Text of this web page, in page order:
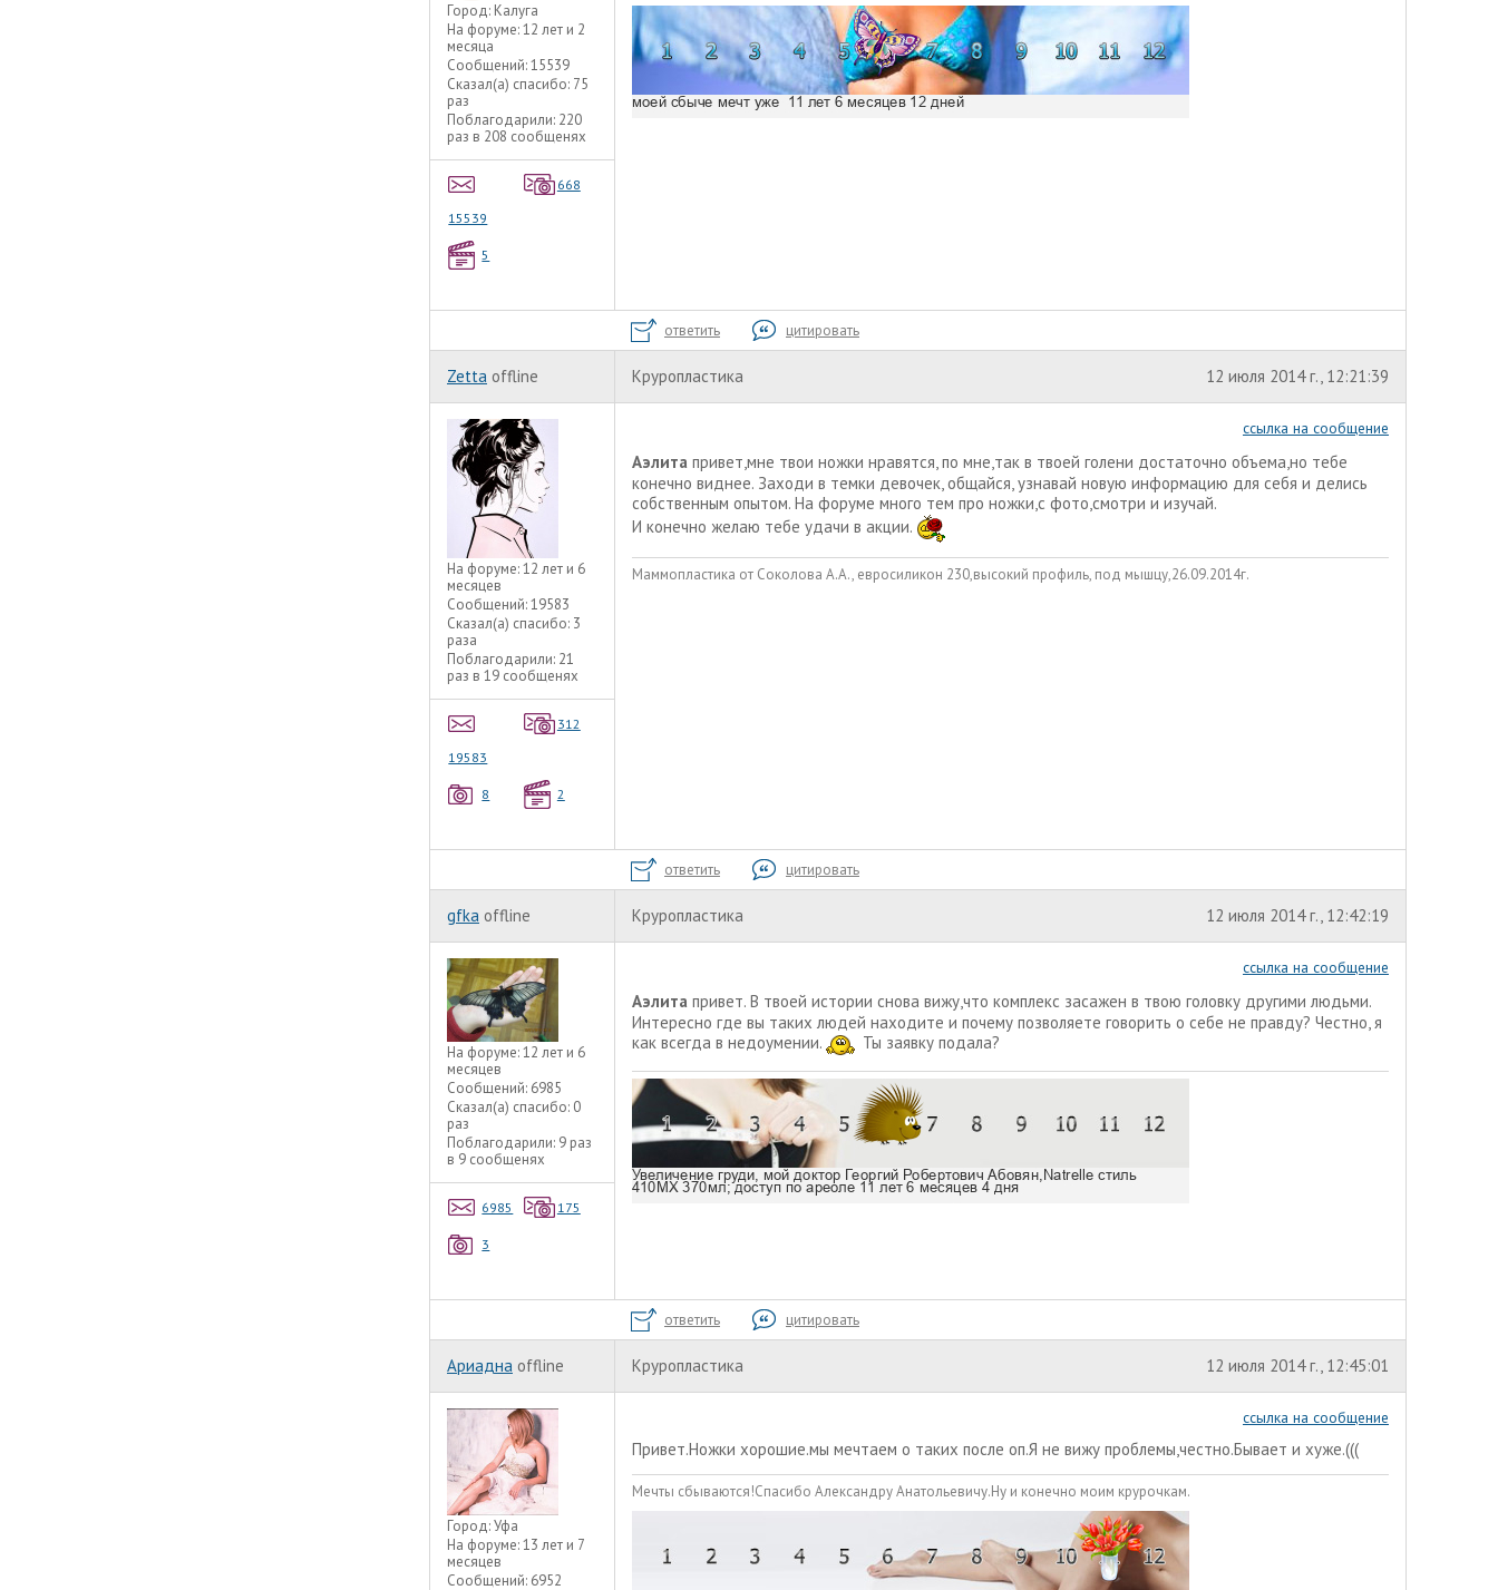
Город: Калуга
На форуме:12 лет и 2
месяца
Сообщений:15539
Сказал(а) спасибо: 75
раз
Поблагодарили: 220
раз в 208 сообщенях
15539
668
5
ответить цитировать
Zetta offline Круропластика 12 июля 2014 г., 12:21:39
На форуме:12 лет и 6
месяцев
Сообщений:19583
Сказал(а) спасибо: 3
раза
Поблагодарили: 21
раз в 19 сообщенях
19583
312
8 2
ссылка на сообщение
Аэлита привет,мне твои ножки нравятся, по мне,так в твоей голени достаточно объема,но тебе
конечно виднее. Заходи в темки девочек, общайся, узнавай новую информацию для себя и делись
собственным опытом. На форуме много тем про ножки,с фото,смотри и изучай.
И конечно желаю тебе удачи в акции.
Маммопластика от Соколова А.А., евросиликон 230,высокий профиль, под мышцу,26.09.2014г.
ответить цитировать
gfka offline Круропластика 12 июля 2014 г., 12:42:19
На форуме:12 лет и 6
месяцев
Сообщений: 6985
Сказал(а) спасибо: 0
раз
Поблагодарили: 9 раз
в 9 сообщенях
6985 175
3
ссылка на сообщение
Аэлита привет. В твоей истории снова вижу,что комплекс засажен в твою головку другими людьми.
Интересно где вы таких людей находите и почему позволяете говорить о себе не правду? Честно, я
как всегда в недоумении.
Ты заявку подала?
ответить цитировать
Ариадна offline Круропластика 12 июля 2014 г., 12:45:01
Город:Уфа
На форуме:13 лет и 7
месяцев
Сообщений: 6952
ссылка на сообщение
Привет.Ножки хорошие.мы мечтаем о таких после оп.Я не вижу проблемы,честно.Бывает и хуже.(((
Мечты сбываются!Спасибо Александру Анатольевичу.Ну и конечно моим крурочкам.